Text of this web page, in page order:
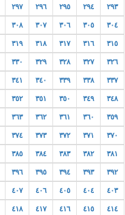
٢٩٣ ٢٩٤ ٢٩٥ ٢٩٦ ٢٩٧
٣٠٤ ٣٠٥ ٣٠٦ ٣٠٧ ٣٠٨
٣١٥ ٣١٦ ٣١٧ ٣١٨ ٣١٩
٣٢٦ ٣٢٧ ٣٢٨ ٣٢٩ ٣٣٠
٣٣٧ ٣٣٨ ٣٣٩ ٣٤٠ ٣٤١
٣٤٨ ٣٤٩ ٣٥٠ ٣٥١ ٣٥٢
٣٥٩ ٣٦٠ ٣٦١ ٣٦٢ ٣٦٣
٣٧٠ ٣٧١ ٣٧٢ ٣٧٣ ٣٧٤
٣٨١ ٣٨٢ ٣٨٣ ٣٨٤ ٣٨٥
٣٩٢ ٣٩٣ ٣٩٤ ٣٩٥ ٣٩٦
٤٠٣ ٤٠٤ ٤٠٥ ٤٠٦ ٤٠٧
٤١٤ ٤١٥ ٤١٦ ٤١٧ ٤١٨